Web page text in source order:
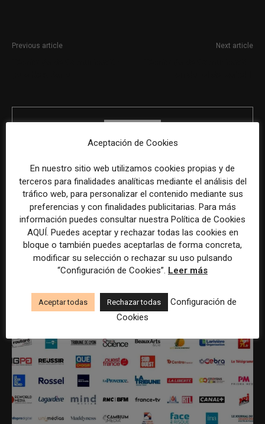
Previous article Next article
REDACCIÓN
ÚLTIMOS ARTÍCULOS
Aceptación de Cookies
En nuestro sitio web utilizamos cookies propias y de
terceros para finalidades analíticas mediante el análisis del
tráfico web, para personalizar el contenido mediante sus
preferencias y con finalidades publicitarias. Para más
información puedes consultar nuestra Política de Cookies
AQUÍ. Puedes aceptar y rechazar todas las cookies en
bloque o también puedes aceptarlas de forma concreta,
modificar su selección o rechazar su uso pulsando
“Configuración de Cookies”. Leer más
Aceptar todas Rechazar todas
Configuración de
Cookies